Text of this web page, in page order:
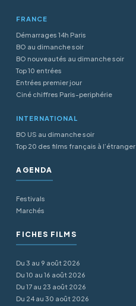
FRANCE
Démarrages 14h Paris
BO au dimanche soir
BO nouveautés au dimanche soir
Top 10 entrées
Entrées premier jour
Ciné chiffres Paris-periphérie
INTERNATIONAL
BO US au dimanche soir
Top 20 des films français à l’étranger
AGENDA
Festivals
Marchés
FICHES FILMS
Du 3 au 9 août 2026
Du 10 au 16 août 2026
Du 17 au 23 août 2026
Du 24 au 30 août 2026